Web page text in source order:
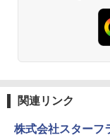
関連リンク
株式会社スターフ